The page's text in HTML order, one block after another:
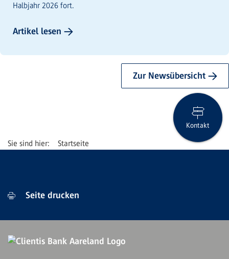
Halbjahr 2026 fort.
Artikel lesen →
Zur Newsübersicht →
Startseite
Kontakt
Seite drucken